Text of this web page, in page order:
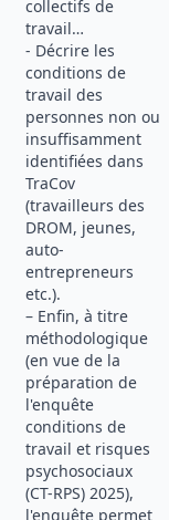
collectifs de
travail…
- Décrire les
conditions de
travail des
personnes non ou
insuffisamment
identifiées dans
TraCov
(travailleurs des
DROM, jeunes,
auto-
entrepreneurs
etc.).
– Enfin, à titre
méthodologique
(en vue de la
préparation de
l'enquête
conditions de
travail et risques
psychosociaux
(CT-RPS) 2025),
l'enquête permet